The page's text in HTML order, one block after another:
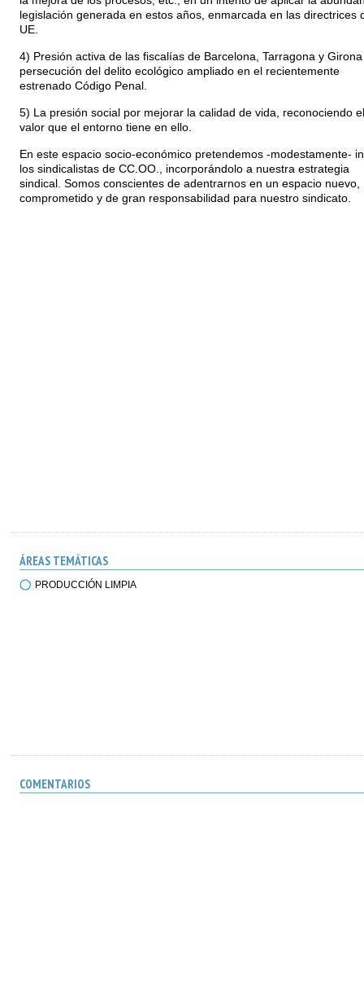
legislación generada en estos años, enmarcada en las directrices
UE.
4) Presión activa de las fiscalías de Barcelona, Tarragona y
persecución del delito ecológico ampliado en el recientemente
estrenado Código Penal.
5) La presión social por mejorar la calidad de vida, reconociendo el
valor que el entorno tiene en ello.
En este espacio socio-económico pretendemos -modestamente-
los sindicalistas de CC.OO., incorporándolo a nuestra estrategia
sindical. Somos conscientes de adentrarnos en un espacio nuevo,
comprometido y de gran responsabilidad para nuestro sindicato.
ÁREAS TEMÁTICAS
PRODUCCIÓN LIMPIA
COMENTARIOS